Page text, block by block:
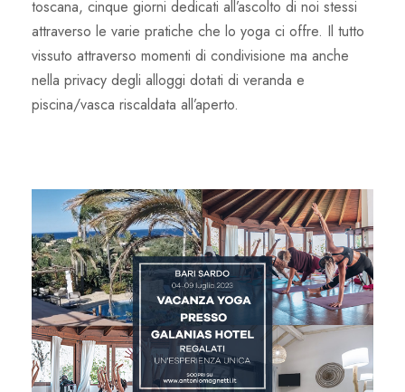
toscana, cinque giorni dedicati all’ascolto di noi stessi
attraverso le varie pratiche che lo yoga ci offre. Il tutto
vissuto attraverso momenti di condivisione ma anche
nella privacy degli alloggi dotati di veranda e
piscina/vasca riscaldata all’aperto.